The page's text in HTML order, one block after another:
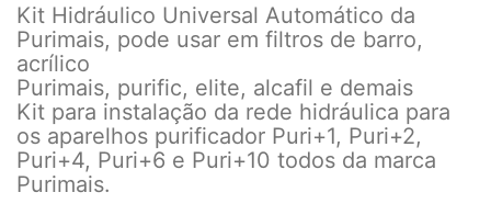
Kit Hidráulico Universal Automático da
Purimais, pode usar em filtros de barro,
acrílico
Purimais, purific, elite, alcafil e demais
Kit para instalação da rede hidráulica para
os aparelhos purificador Puri+1, Puri+2,
Puri+4, Puri+6 e Puri+10 todos da marca
Purimais.